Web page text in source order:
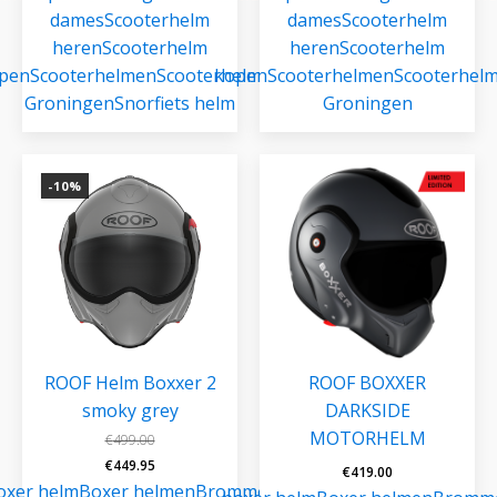
damesScooterhelm
herenScooterhelm
ScooterhelmenScooterhelmen
GroningenSnorfiets helm
damesScooterhelm
herenScooterhelm
kopenScooterhelmen
Groningen
-10%
ROOF Helm Boxxer 2
smoky grey
€499.00
Oorspronkelijke
prijs
€449.95Huidige
prijs
helmBoxer helmenBrommer
ROOF BOXXER
DARKSIDE
MOTORHELM
€419.00